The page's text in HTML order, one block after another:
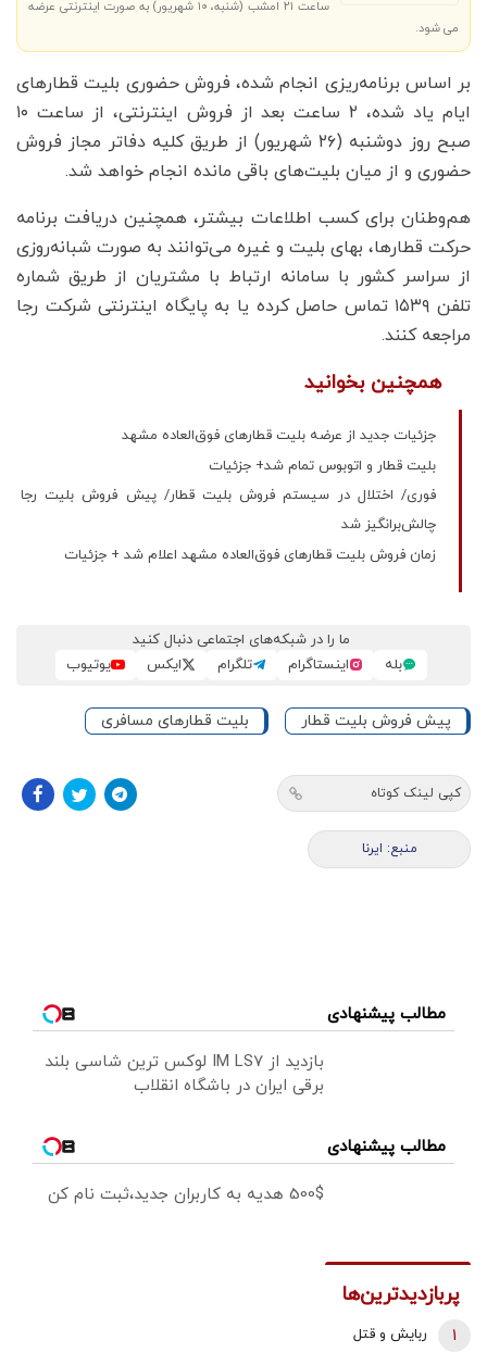
ساعت ۲۱ امشب (شنبه، ۱۰ شهریور) به صورت اینترنتی عرضه
می شود.
بر اساس برنامه‌ریزی انجام شده، فروش حضوری بلیت‌ قطارهای
ایام یاد شده، ۲ ساعت بعد از فروش اینترنتی، از ساعت ۱۰
صبح روز دوشنبه (۲۶ شهریور) از طریق کلیه دفاتر مجاز فروش
حضوری و از میان بلیت‌های باقی مانده انجام خواهد شد.
هم‌وطنان برای کسب اطلاعات بیشتر، همچنین دریافت برنامه
حرکت قطارها، بهای بلیت و غیره می‌توانند به صورت شبانه‌روزی
از سراسر کشور با سامانه ارتباط با مشتریان از طریق شماره
تلفن ۱۵۳۹ تماس حاصل کرده یا به پایگاه اینترنتی شرکت رجا
مراجعه کنند.
همچنین بخوانید
جزئیات جدید از عرضه بلیت قطارهای فوق‌العاده مشهد
بلیت قطار و اتوبوس تمام شد+ جزئیات
فوری/ اختلال در سیستم فروش بلیت قطار/ پیش فروش بلیت رجا
چالش‌برانگیز شد
زمان فروش بلیت قطارهای فوق‌العاده مشهد اعلام شد + جزئیات
ما را در شبکه‌های اجتماعی دنبال کنید
بله
اینستاگرام تلگرام ایکس یوتیوب
پیش فروش بلیت قطار بلیت قطارهای مسافری
کپی لینک کوتاه
منبع: ایرنا
مطالب پیشنهادی
بازدید از IM LS7 لوکس ترین شاسی بلند
برقی ایران در باشگاه انقلاب
مطالب پیشنهادی
500$ هدیه به کاربران جدید،ثبت نام کن
پربازدیدترین‌ها
ربایش و قتل
1